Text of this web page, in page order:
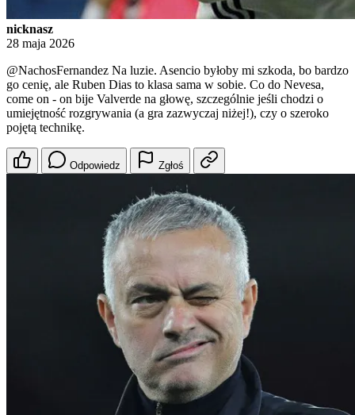
nicknasz
28 maja 2026
@NachosFernandez Na luzie. Asencio byłoby mi szkoda, bo bardzo
go cenię, ale Ruben Dias to klasa sama w sobie. Co do Nevesa,
come on - on bije Valverde na głowę, szczególnie jeśli chodzi o
umiejętność rozgrywania (a gra zazwyczaj niżej!), czy o szeroko
pojętą technikę.
Odpowiedz Zgłoś